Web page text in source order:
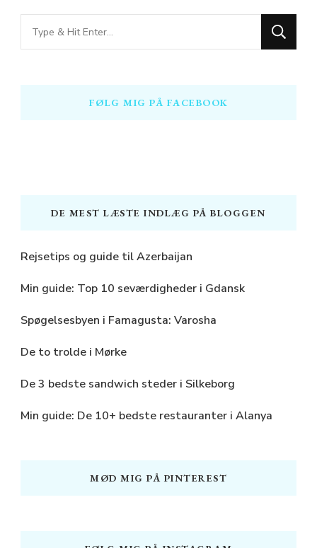
Looking
for
FØLG MIG PÅ FACEBOOK
DE MEST LÆSTE INDLÆG PÅ BLOGGEN
Rejsetips og guide til Azerbaijan
Min guide: Top 10 seværdigheder i Gdansk
Spøgelsesbyen i Famagusta: Varosha
De to trolde i Mørke
De 3 bedste sandwich steder i Silkeborg
Min guide: De 10+ bedste restauranter i Alanya
MØD MIG PÅ PINTEREST